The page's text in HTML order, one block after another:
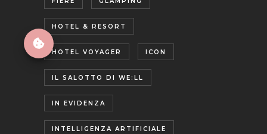
HOTEL & RESORT
HOTEL VOYAGER ICON
IL SALOTTO DI WE:LL
IN EVIDENZA
INTELLIGENZA ARTIFICIALE